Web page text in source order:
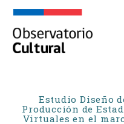
Estudio Diseño
Producción de
Virtuales en el